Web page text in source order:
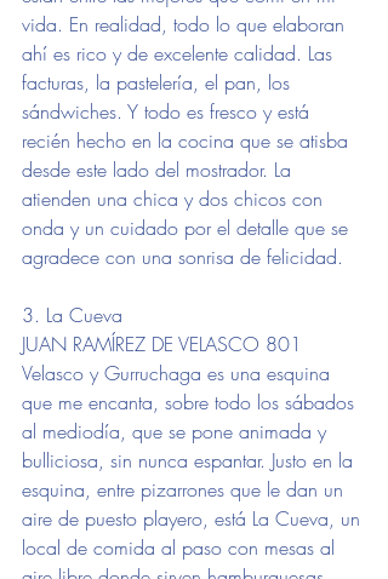
vida. En realidad, todo lo que elaboran
ahí es rico y de excelente calidad. Las
facturas, la pastelería, el pan, los
sándwiches. Y todo es fresco y está
recién hecho en la cocina que se atisba
desde este lado del mostrador. La
atienden una chica y dos chicos con
onda y un cuidado por el detalle que se
agradece con una sonrisa de felicidad.
3. La Cueva
JUAN RAMÍREZ DE VELASCO 801
Velasco y Gurruchaga es una esquina
que me encanta, sobre todo los sábados
al mediodía, que se pone animada y
bulliciosa, sin nunca espantar. Justo en la
esquina, entre pizarrones que le dan un
aire de puesto playero, está La Cueva, un
local de comida al paso con mesas al